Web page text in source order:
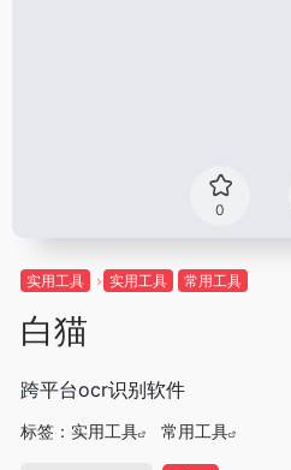
0
实用工具 实用工具 常用工具
白猫
跨平台ocr识别软件
标签： 实用工具 常用工具